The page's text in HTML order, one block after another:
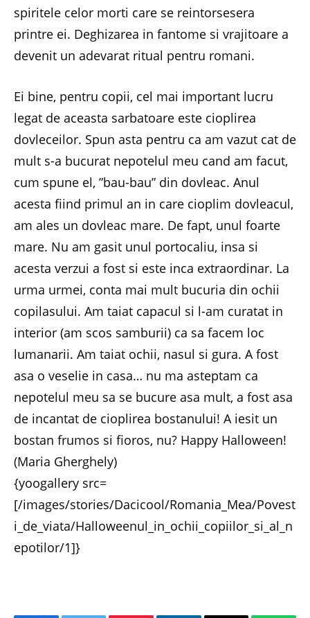
spiritele celor morti care se reintorsesera
printre ei. Deghizarea in fantome si vrajitoare a
devenit un adevarat ritual pentru romani.
Ei bine, pentru copii, cel mai important lucru
legat de aceasta sarbatoare este cioplirea
dovleceilor. Spun asta pentru ca am vazut cat de
mult s-a bucurat nepotelul meu cand am facut,
cum spune el, ”bau-bau” din dovleac. Anul
acesta fiind primul an in care cioplim dovleacul,
am ales un dovleac mare. De fapt, unul foarte
mare. Nu am gasit unul portocaliu, insa si
acesta verzui a fost si este inca extraordinar. La
urma urmei, conta mai mult bucuria din ochii
copilasului. Am taiat capacul si l-am curatat in
interior (am scos samburii) ca sa facem loc
lumanarii. Am taiat ochii, nasul si gura. A fost
asa o veselie in casa… nu ma asteptam ca
nepotelul meu sa se bucure asa mult, a fost asa
de incantat de cioplirea bostanului! A iesit un
bostan frumos si fioros, nu? Happy Halloween!
(Maria Gherghely)
{yoogallery src=
[/images/stories/Dacicool/Romania_Mea/Povest
i_de_viata/Halloweenul_in_ochii_copiilor_si_al_n
epotilor/1]}